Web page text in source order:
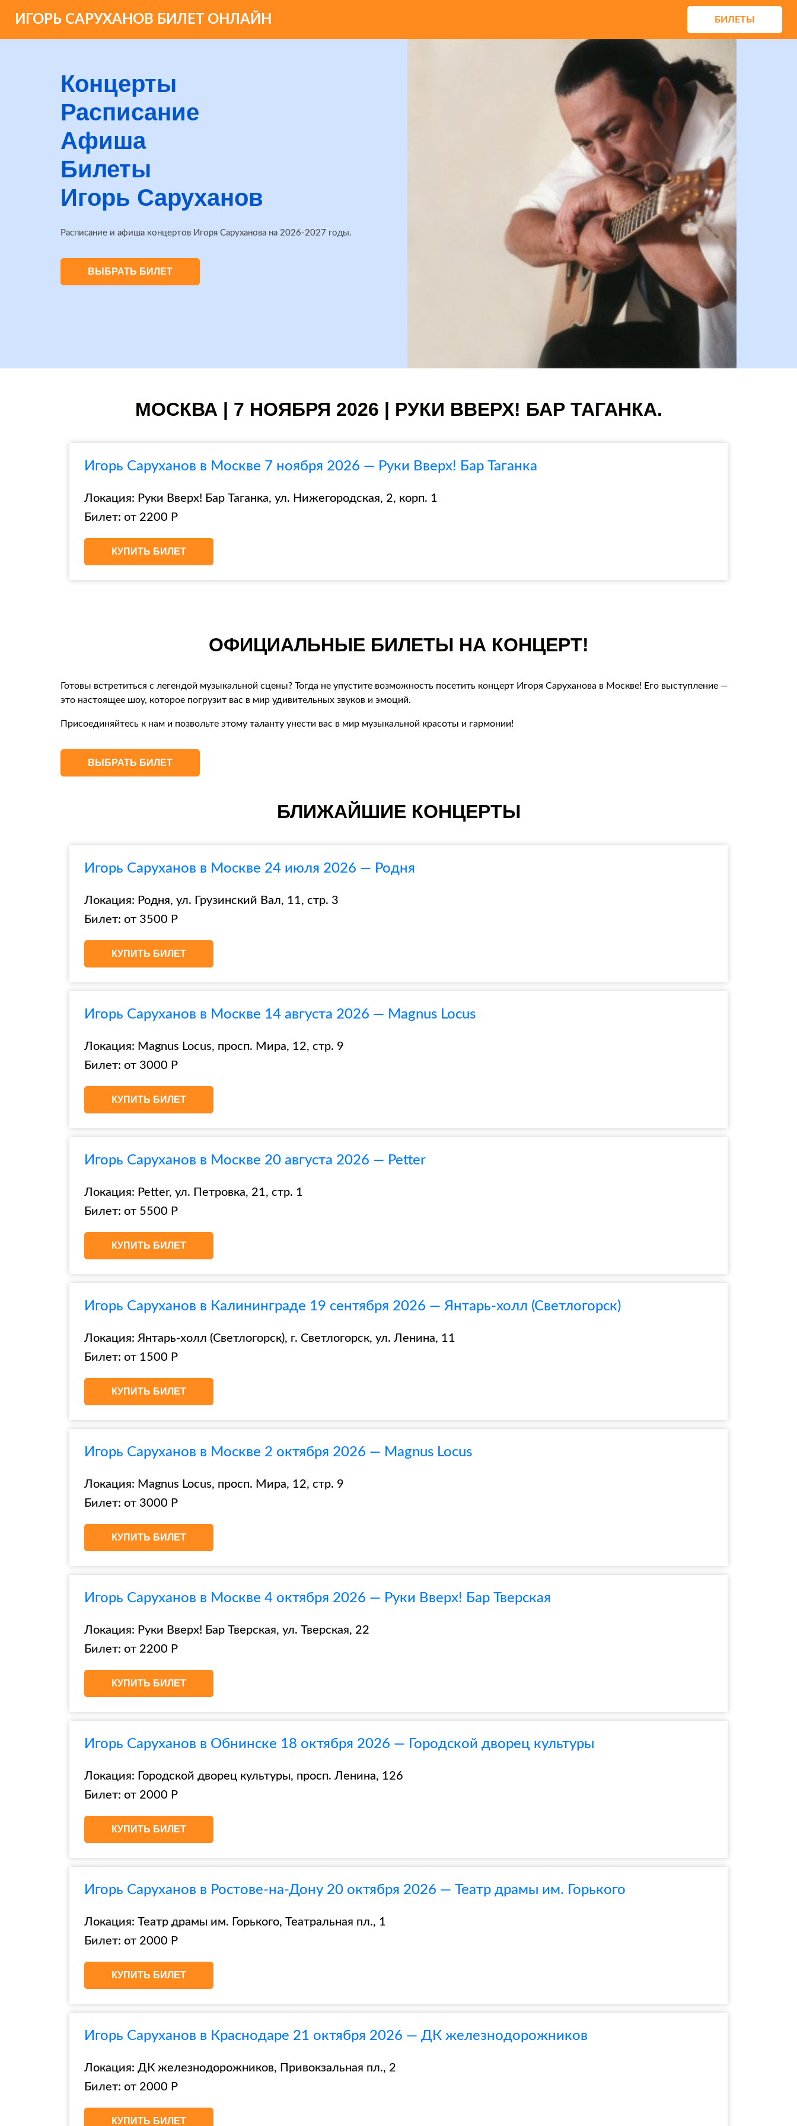
ИГОРЬ САРУХАНОВ БИЛЕТ ОНЛАЙН БИЛЕТЫ
Концерты
Расписание
Афиша
Билеты
Игорь Саруханов
Расписание и афиша концертов Игоря Саруханова на 2026-2027 годы.
ВЫБРАТЬ БИЛЕТ
МОСКВА | 7 НОЯБРЯ 2026 | РУКИ ВВЕРХ! БАР ТАГАНКА.
Игорь Саруханов в Москве 7 ноября 2026 — Руки Вверх! Бар Таганка
Локация: Руки Вверх! Бар Таганка, ул. Нижегородская, 2, корп. 1
Билет: от 2200 Р
КУПИТЬ БИЛЕТ
ОФИЦИАЛЬНЫЕ БИЛЕТЫ НА КОНЦЕРТ!
Готовы встретиться с легендой музыкальной сцены? Тогда не упустите возможность посетить концерт Игоря Саруханова в Москве! Его выступление —
это настоящее шоу, которое погрузит вас в мир удивительных звуков и эмоций.
Присоединяйтесь к нам и позвольте этому таланту унести вас в мир музыкальной красоты и гармонии!
ВЫБРАТЬ БИЛЕТ
БЛИЖАЙШИЕ КОНЦЕРТЫ
Игорь Саруханов в Москве 24 июля 2026 — Родня
Локация: Родня, ул. Грузинский Вал, 11, стр. 3
Билет: от 3500 Р
КУПИТЬ БИЛЕТ
Игорь Саруханов в Москве 14 августа 2026 — Magnus Locus
Локация: Magnus Locus, просп. Мира, 12, стр. 9
Билет: от 3000 Р
КУПИТЬ БИЛЕТ
Игорь Саруханов в Москве 20 августа 2026 — Petter
Локация: Petter, ул. Петровка, 21, стр. 1
Билет: от 5500 Р
КУПИТЬ БИЛЕТ
Игорь Саруханов в Калининграде 19 сентября 2026 — Янтарь-холл (Светлогорск)
Локация: Янтарь-холл (Светлогорск), г. Светлогорск, ул. Ленина, 11
Билет: от 1500 Р
КУПИТЬ БИЛЕТ
Игорь Саруханов в Москве 2 октября 2026 — Magnus Locus
Локация: Magnus Locus, просп. Мира, 12, стр. 9
Билет: от 3000 Р
КУПИТЬ БИЛЕТ
Игорь Саруханов в Москве 4 октября 2026 — Руки Вверх! Бар Тверская
Локация: Руки Вверх! Бар Тверская, ул. Тверская, 22
Билет: от 2200 Р
КУПИТЬ БИЛЕТ
Игорь Саруханов в Обнинске 18 октября 2026 — Городской дворец культуры
Локация: Городской дворец культуры, просп. Ленина, 126
Билет: от 2000 Р
КУПИТЬ БИЛЕТ
Игорь Саруханов в Ростове-на-Дону 20 октября 2026 — Театр драмы им. Горького
Локация: Театр драмы им. Горького, Театральная пл., 1
Билет: от 2000 Р
КУПИТЬ БИЛЕТ
Игорь Саруханов в Краснодаре 21 октября 2026 — ДК железнодорожников
Локация: ДК железнодорожников, Привокзальная пл., 2
Билет: от 2000 Р
КУПИТЬ БИЛЕТ